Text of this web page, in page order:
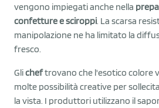
vengono impiegati anche nella
confetture e sciroppi. La scarsa
manipolazione ne ha limitato la
fresco.
Glicheftrovano che l'esotico colore
molte possibilità creative per
la vista. I produttori utilizzano il